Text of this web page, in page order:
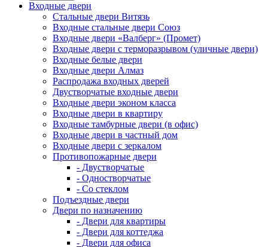
Входные двери
Стальные двери Витязь
Входные стальные двери Союз
Входные двери «Валберг» (Промет)
Входные двери с терморазрывом (уличные двери)
Входные белые двери
Входные двери Алмаз
Распродажа входных дверей
Двустворчатые входные двери
Входные двери эконом класса
Входные двери в квартиру
Входные тамбурные двери (в офис)
Входные двери в частный дом
Входные двери с зеркалом
Противопожарные двери
- Двустворчатые
- Одностворчатые
- Со стеклом
Подъездные двери
Двери по назначению
- Двери для квартиры
- Двери для коттеджа
- Двери для офиса